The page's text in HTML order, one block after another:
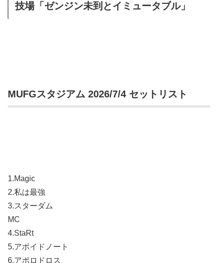
技場「ゼンジン未到とイミュータブル」
MUFGスタジアム 2026/7/4 セットリスト
1.Magic
2.私は最強
3.スターダム
MC
4.StaRt
5.アボイドノート
6.アポロドロス